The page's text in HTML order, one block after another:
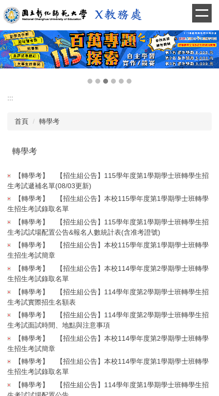
跳
到
要
內
容
區
:::
首頁 轉學考
轉學考
【轉學考】
【招生組公告】115學年度第1學期學士班轉學生招
生考試遞補名單(08/03更新)
【轉學考】
【招生組公告】本校115學年度第1學期學士班轉學
生招生考試錄取名單
【轉學考】
【招生組公告】115學年度第1學期學士班轉學生招
生考試試場配置公告&報名人數統計表(含准考證號)
【轉學考】
【招生組公告】本校115學年度第1學期學士班轉學
生招生考試簡章
【轉學考】
【招生組公告】本校114學年度第2學期學士班轉學
生招生考試錄取名單
【轉學考】
【招生組公告】114學年度第2學期學士班轉學生招
生考試實際招生名額表
【轉學考】
【招生組公告】114學年度第2學期學士班轉學生招
生考試面試時間、地點與注意事項
【轉學考】
【招生組公告】本校114學年度第2學期學士班轉學
生招生考試簡章
【轉學考】
【招生組公告】本校114學年度第1學期學士班轉學
生招生考試錄取名單
【轉學考】
【招生組公告】114學年度第1學期學士班轉學生招